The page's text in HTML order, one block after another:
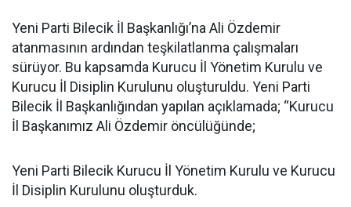
Yeni Parti Bilecik İl Başkanlığı’na Ali Özdemir
atanmasının ardından teşkilatlanma çalışmaları
sürüyor. Bu kapsamda Kurucu İl Yönetim Kurulu ve
Kurucu İl Disiplin Kurulunu oluşturuldu. Yeni Parti
Bilecik İl Başkanlığından yapılan açıklamada; “Kurucu
İl Başkanımız Ali Özdemir öncülüğünde;
Yeni Parti Bilecik Kurucu İl Yönetim Kurulu ve Kurucu
İl Disiplin Kurulunu oluşturduk.